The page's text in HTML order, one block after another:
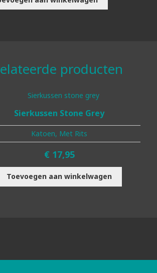
producten
Sierkussen Stone Grey
Katoen, Met Rits
€ 17,95
Toevoegen aan winkelwagen